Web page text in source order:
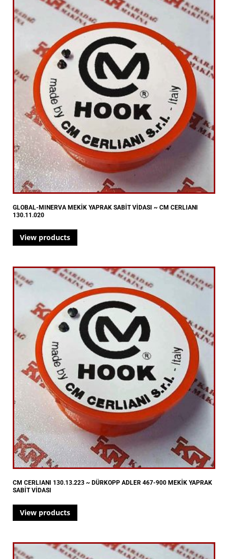
GLOBAL-MINERVA MEKİK YAPRAK SABİT VİDASI ~ CM CERLIANI
130.11.020
View products
CM CERLIANI 130.13.223 ~ DÜRKOPP ADLER 467-900 MEKİK YAPRAK
SABİT VİDASI
View products